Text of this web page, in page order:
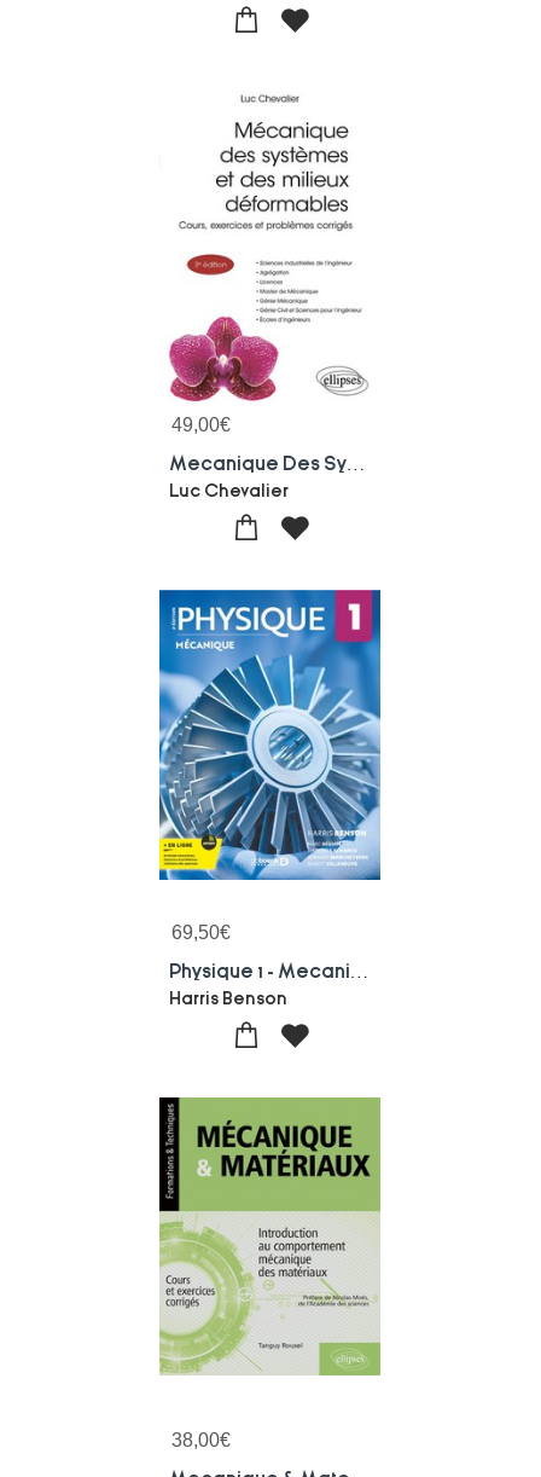
49,00€
Luc Chevalier
69,50€
Harris Benson
38,00€